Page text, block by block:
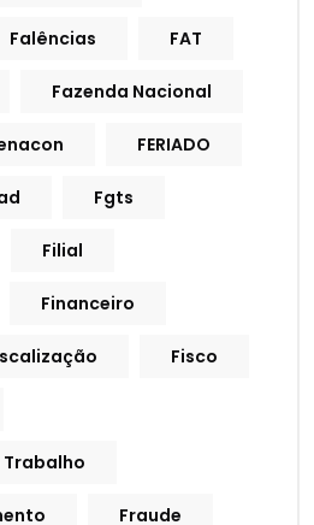
Falências FAT
Fazenda Nacional
FERIADO
Fgts
Filial
Financeiro
Fisco
Trabalho
Fraude